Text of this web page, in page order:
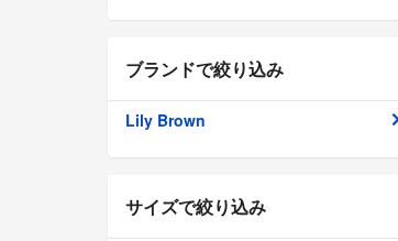
ブランドで絞り込み
Lily Brown
サイズで絞り込み